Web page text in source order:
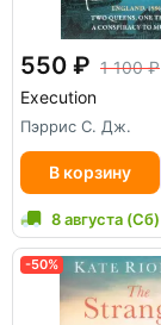
550
1 100
Execution
Пэррис С. Дж.
В корзину
8 августа (Сб)
-50%